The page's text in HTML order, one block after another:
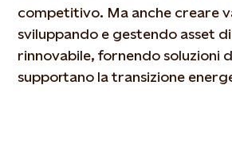
competitivo. Ma anche creare
sviluppando e gestendo asset
rinnovabile, fornendo soluzioni
supportano la transizione